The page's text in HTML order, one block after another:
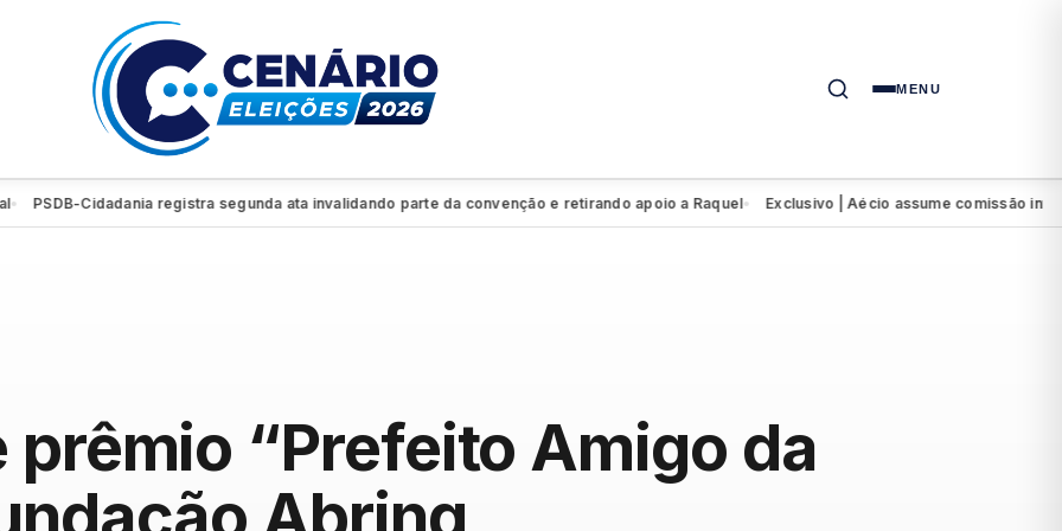
MENU
Cidadania registra segunda ata invalidando parte da convenção e retirando apoio a Raquel● Exclusivo | Aécio assume comissão
prêmio “Prefeito Amigo da